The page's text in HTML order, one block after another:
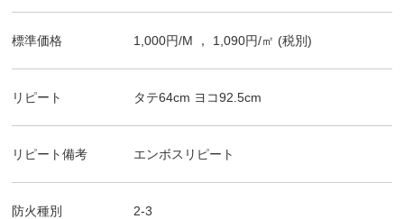
標準価格 1,000円/M ， 1,090円/㎡ (税別)
リピート タテ64cm ヨコ92.5cm
リピート備考 エンボスリピート
防火種別 2-3